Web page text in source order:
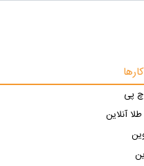
پی
آنلاین